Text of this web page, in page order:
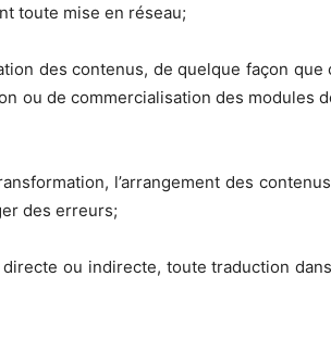
toute mise en réseau;
des contenus, de quelque façon
ou de commercialisation des modules
l’arrangement des
des erreurs;
ou indirecte, toute traduction